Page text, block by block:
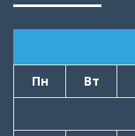
Пн Вт